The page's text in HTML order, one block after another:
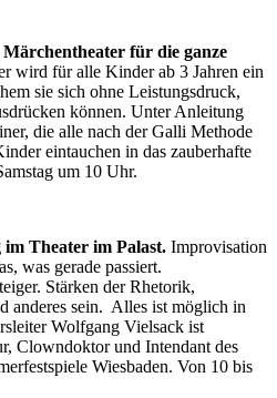
für die ganze
wird für alle Kinder ab 3 Jahren ein
sie sich ohne Leistungsdruck,
können. Unter Anleitung
die alle nach der Galli Methode
eintauchen in das zauberhafte
um 10 Uhr.
Theater im Palast. Improvisation
was gerade passiert.
Stärken der Rhetorik,
anderes sein. Alles ist möglich in
Wolfgang Vielsack ist
Clowndoktor und Intendant des
Wiesbaden. Von 10 bis